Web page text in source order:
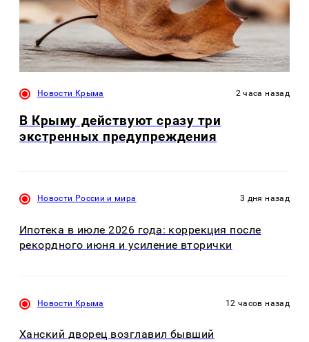
Новости Крыма 2 часа назад
В Крыму действуют сразу три
экстренных предупреждения
Новости России и мира 3 дня назад
Ипотека в июле 2026 года: коррекция после
рекордного июня и усиление вторички
Новости Крыма 12 часов назад
Ханский дворец возглавил бывший